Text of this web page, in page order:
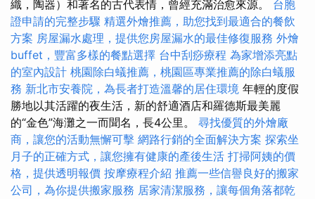
織，陶器）和著名的古代表情，曾經充滿治愈來源。 台胞
證申請的完整步驟 精選外燴推薦，助您找到最適合的餐飲
方案 房屋漏水處理，提供您房屋漏水的最佳修復服務 外燴
buffet，豐富多樣的餐點選擇 台中刮痧療程 為家增添亮點
的室內設計 桃園除白蟻推薦，桃園區專業推薦的除白蟻服
務 新北市安養院，為長者打造溫馨的居住環境 年輕的度假
勝地以其活躍的夜生活，新的舒適酒店和羅德斯最美麗
的“金色”海灘之一而聞名，長4公里。 尋找優質的外燴廠
商，讓您的活動無懈可擊 網路行銷的全面解決方案 探索坐
月子的正確方式，讓您擁有健康的產後生活 打掃阿姨的價
格，提供透明報價 按摩療程介紹 推薦一些信譽良好的搬家
公司，為你提供搬家服務 居家清潔服務，讓每個角落都乾